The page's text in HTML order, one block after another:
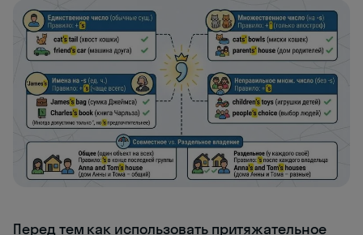
Перед тем как использовать притяжательное